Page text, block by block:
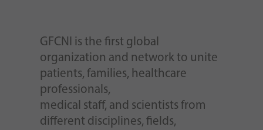
GFCNI is the first global
organization and network to unite
patients, families, healthcare
professionals,
medical staff, and scientists from
different disciplines, fields,